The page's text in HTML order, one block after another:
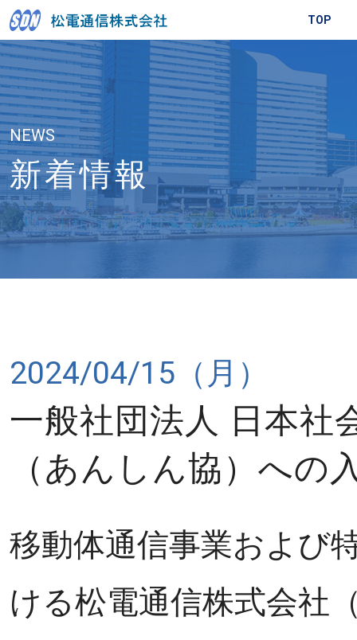
TOP
NEWS
新着情報
2024/04/15（月）
一般社団法人 日本社
（あんしん協）への
移動体通信事業および
ける松電通信株式会社